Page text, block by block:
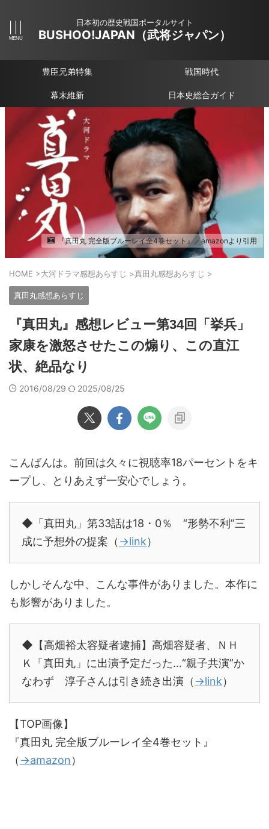
日本初の歴史戦国ポータルサイト
BUSHOO!JAPAN（武将ジャパン）
豊臣兄弟特集 戦国時代
幕末維新 日本史総合ガイド
『真田丸 完全版ブルーレイ全4巻セット』／amazonより引用
HOME >大河ドラマ感想あらすじ >真田丸感想あらすじ >
真田丸感想あらすじ
『真田丸』感想レビュー第34回「挙兵」
家康を激怒させたこの煽り、この直江
状、絶品なり
2016/08/29 2025/08/25
こんばんは。前回は久々に視聴率18パーセントをキ
ープし、とりあえず一安心でしょう。
◆「真田丸」第33話は18・0％ “形勢不利”三
成に予想外の提案（ →link）
しかしそんな中、こんな事件がありました。本作に
も影響がありました。
◆【高畑裕太容疑者逮捕】高畑容疑者、ＮＨ
Ｋ「真田丸」に出演予定だった…“親子共演”か
なわず 淳子さんは引き続き出演（ →link）
【TOP画像】
『真田丸 完全版ブルーレイ全4巻セット』
（ →amazon）